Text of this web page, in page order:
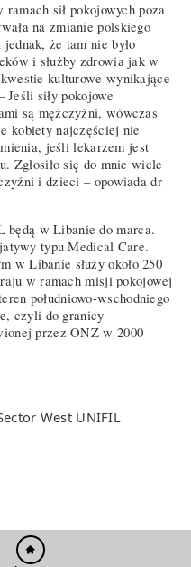
sił pokojowych poza
na zmianie polskiego
że tam nie było
i służby zdrowia jak w
kulturowe wynikające
siły pokojowe
są mężczyźni, wówczas
kobiety najczęściej nie
jeśli lekarzem jest
Zgłosiło się do mnie wiele
i dzieci – opowiada dr
w Libanie do marca.
typu Medical Care.
w Libanie służy około 250
w ramach misji pokojowej
południowo-wschodniego
czyli do granicy
przez ONZ w 2000
West UNIFIL